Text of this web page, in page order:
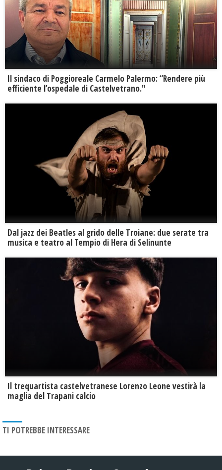
Il sindaco di Poggioreale Carmelo Palermo: “Rendere più
efficiente l’ospedale di Castelvetrano."
Dal jazz dei Beatles al grido delle Troiane: due serate tra
musica e teatro al Tempio di Hera di Selinunte
Il trequartista castelvetranese Lorenzo Leone vestirà la
maglia del Trapani calcio
TI POTREBBE INTERESSARE